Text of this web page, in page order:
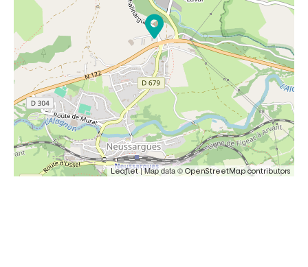
Leaflet| Map data © OpenStreetMap contributors